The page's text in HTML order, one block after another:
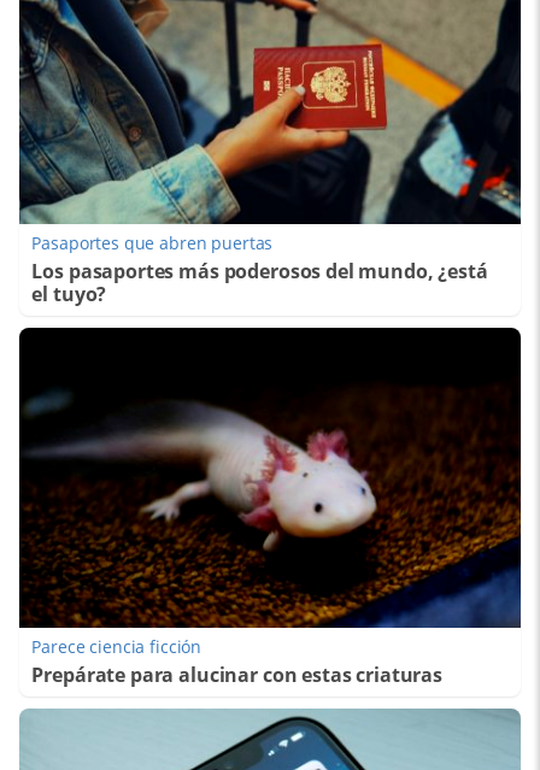
Pasaportes que abren puertas
Los pasaportes más poderosos del mundo, ¿está
el tuyo?
Parece ciencia ficción
Prepárate para alucinar con estas criaturas